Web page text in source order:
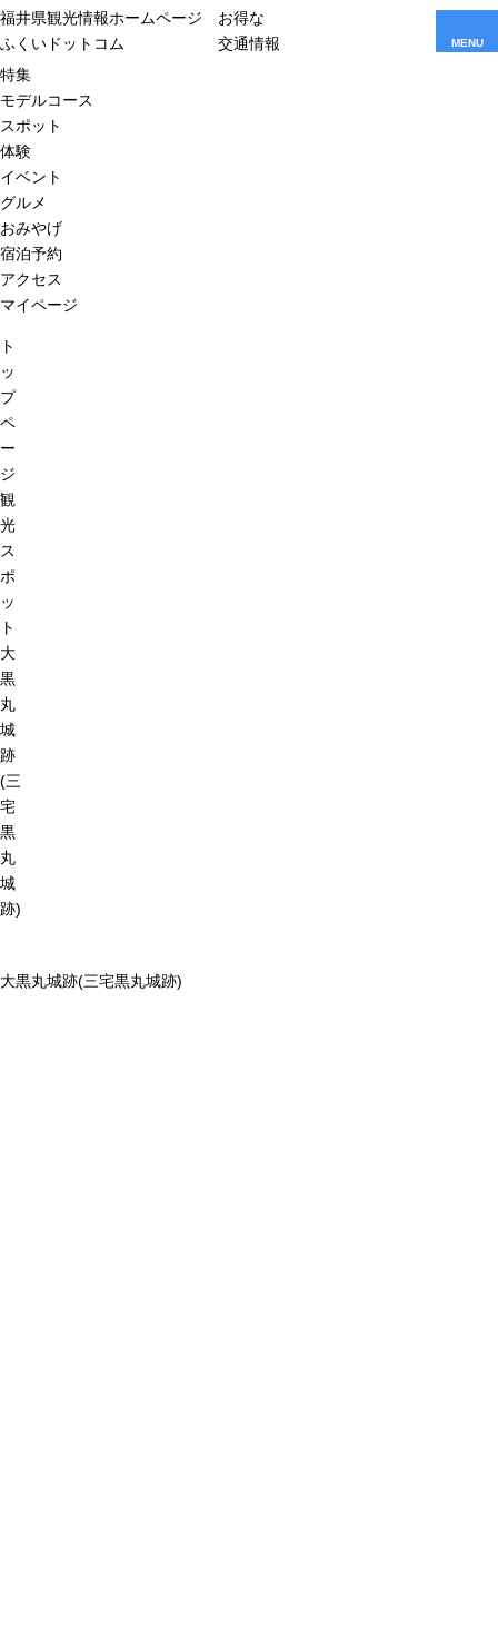
福井県観光情報ホームページ
ふくいドットコム
お得な
交通情報
MENU
特集
モデルコース
スポット
体験
イベント
グルメ
おみやげ
宿泊予約
アクセス
マイページ
ト
ッ
プ
ペ
ー
ジ
観
光
ス
ポ
ッ
ト
大
黒
丸
城
跡
(三
宅
黒
丸
城
跡)
大黒丸城跡(三宅黒丸城跡)